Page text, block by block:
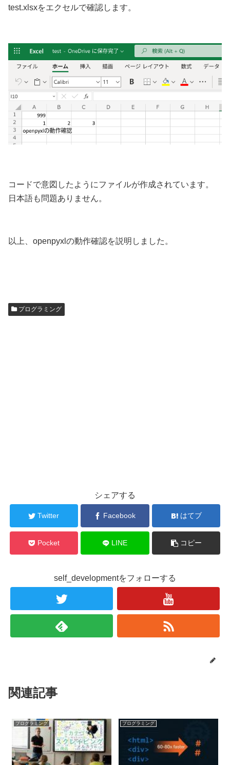
test.xlsxをエクセルで確認します。
コードで意図したようにファイルが作成されています。
日本語も問題ありません。
以上、openpyxlの動作確認を説明しました。
プログラミング
シェアする
Twitter Facebook はてブ
Pocket LINE コピー
self_developmentをフォローする
関連記事
プログラミング プログラミング